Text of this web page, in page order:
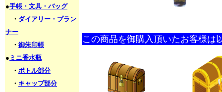
●手帳・文具・バッグ
・ ダイアリー・プラン
ナー
・ 御朱印帳
● ミニ香水瓶
・ ボトル部分
・ キャップ部分
この商品を御購入頂いたお客様は